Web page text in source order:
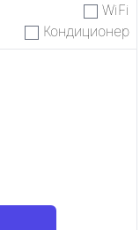
WiFi
Кондиционер